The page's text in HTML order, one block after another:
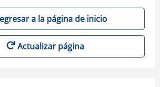
a la página de inicio
Actualizar página